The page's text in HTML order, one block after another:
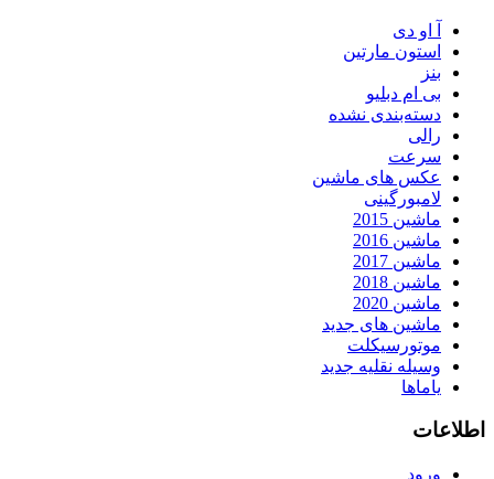
آ او دی
استون مارتین
بنز
بی ام دبلیو
دسته‌بندی نشده
رالی
سرعت
عکس های ماشین
لامبورگینی
ماشین 2015
ماشین 2016
ماشین 2017
ماشین 2018
ماشین 2020
ماشین های جدید
موتورسیکلت
وسیله نقلیه جدید
یاماها
اطلاعات
ورود